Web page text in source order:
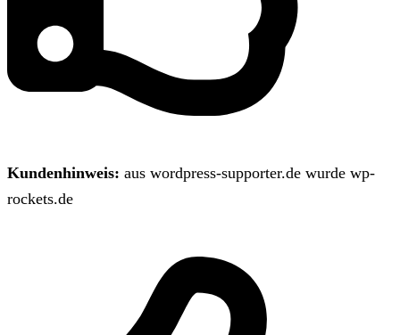
Kundenhinweis: aus wordpress-supporter.de wurde wp-
rockets.de